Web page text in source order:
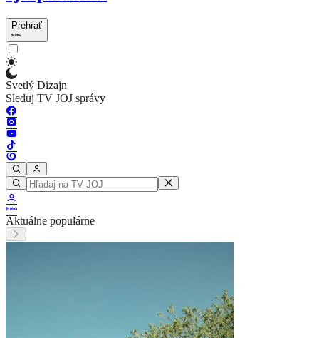
Prehrať
Svetlý Dizajn
Sleduj TV JOJ správy
Aktuálne populárne